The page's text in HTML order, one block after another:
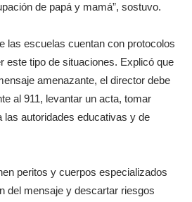
de papá y mamá”, sostuvo.
las escuelas cuentan con protocolos
este tipo de situaciones. Explicó que
amenazante, el director debe
al 911, levantar un acta, tomar
las autoridades educativas y de
peritos y cuerpos especializados
del mensaje y descartar riesgos